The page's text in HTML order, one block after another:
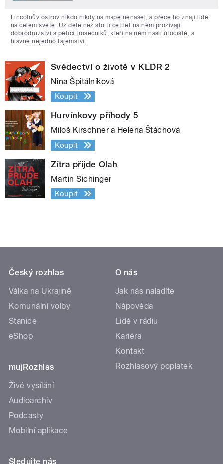
Lincolnův ostrov nikdo nikdy na mapě nenašel, a přece ho znají lidé
na celém světě. Už déle než sto třicet let na něm prožívají
dobrodružství s pěticí trosečníků, kteří na něm našli útočiště, a
hlavně nejedno tajemství.
Svědectví o životě v KLDR 2
Nina Špitálníková
Koupit
Hurvínkovy příhody 5
Miloš Kirschner a Helena Štáchová
Koupit
Zítra přijde Olah
Martin Sichinger
Koupit
Český rozhlas
Válka na Ukrajině
Komunální volby
Stanice
eShop
mujRozhlas
Živé vysílání
Audioarchiv
Podcasty
Mobilní aplikace
O nás
Jak nás naladíte
Nápověda
Lidé v rádiu
Kariéra
Kontakt
Rozhlasový poplatek
Sledujte nás